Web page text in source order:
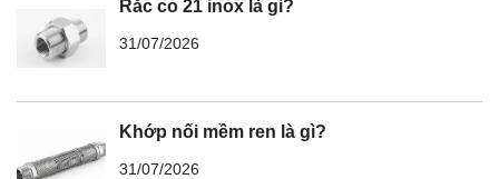
Rắc co 21 inox là gì?
31/07/2026
Khớp nối mềm ren là gì?
31/07/2026